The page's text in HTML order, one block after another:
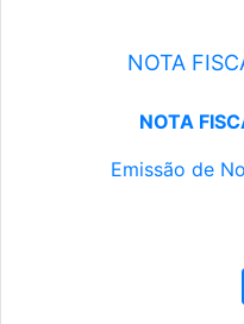
NOTA
NOTA
Emissão de